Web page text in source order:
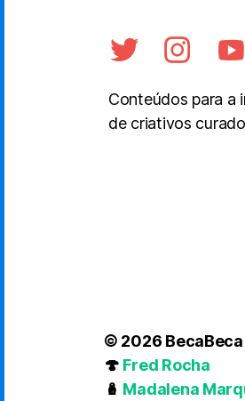
Conteúdos para a
de criativos
© 2026
🍄 Fred Rocha
🪆 Madalena